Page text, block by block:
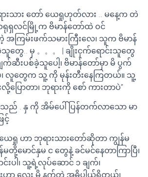
ားသား တော် ယေရှုဟုတ်လား .. မနေ့က တဲ
ရုရှလင်မြို့က ဗိမာန်တော်ထဲ ဝင်
အကြမ်းဖက်သမားကြီးလေ၊ သူက ဗိမာန်
.. မှ 。。。 | ချိုးငှက်ရောင်းသူတွေ
က်ဆီးပစ်ခဲ့သူပေါ့၊ ဗိမာန်တော်မှာ မိ ပွက်
လူတွေက သူ့ ကို မုန်းတီးနေကြတယ်။ သူ့
ြောတာ၊ ဘုရားကို စော် ကားတာပဲ”
သည် . နှ ကို အိမ်ပေါ်ပြန်တက်လာသော မာ
င့်
ေရှု ဟာ ဘုရားသားတော်ဆိုတာ ကျွန်မ
မောင်နှမ င တွေနဲ့ ခင်မင်နေတာကြာပြီ၊
ပါ၊ သူ့ရဲ့လုပ်ဆောင် ၁ ချက်၊
ဟာ လေး မိ နက်တဲ့ အဓိပ္ပါယ်ရှိတယ်၊